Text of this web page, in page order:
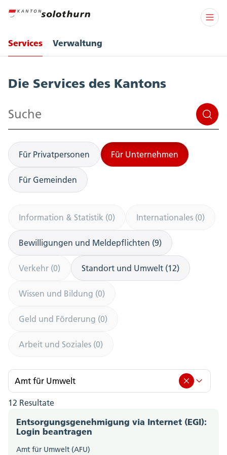
Services Verwaltung
Die Services des Kantons
Suchen
Für Privatpersonen Für Unternehmen
Für Gemeinden
Information & Statistik (0) Internationales (0)
Bewilligungen und Meldepflichten (9)
Verkehr (0) Standort und Umwelt (12)
Wissen und Bildung (0)
Geld und Förderung (0)
Arbeit und Soziales (0)
Amt für Umwelt
Amt für Umwelt (12)
Amt für Berufsbildung, Mittel- und Hochschulen
12 Resultate
Entsorgungsgenehmigung via Internet (EGI):
Login beantragen
Amt für Umwelt (AFU)